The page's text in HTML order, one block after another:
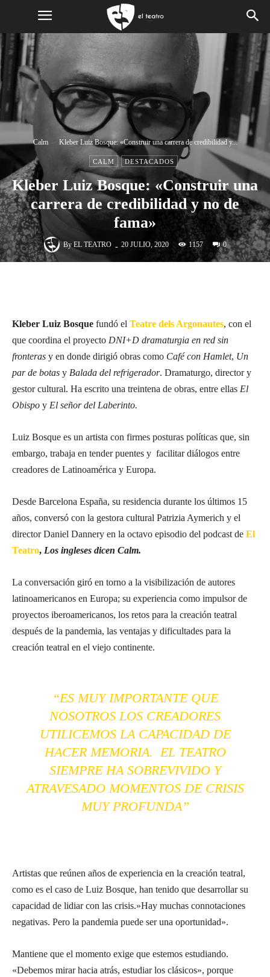
Calm Kleber Luiz Bosque: «Construir una carrera de credibilidad y...
CALM DESTACADOS
Kleber Luiz Bosque: «Construir una
carrera de credibilidad y no de
fama»
By EL TEATRO - 20 JULIO, 2020 1157 0
Kleber Luiz Bosque fundó el Teatre dels Argonautes, con el
que coordina el proyecto DNI+D dramaturgia en red sin
fronteras y en donde dirigió obras como Café con Hamlet, Un
par de botas y Balada del refrigerador. Dramaturgo, director y
gestor cultural. Ha escrito una treintena de obras, entre ellas El
Obispo y El señor del Laberinto.
Luiz Bosque es un artista con firmes posturas políticas que, sin
embargo, trabaja en tender puentes y facilitar diálogos entre
creadores de Latinoamérica y Europa.
Desde Barcelona España, su residencia durante los últimos 15
años, conversó con la gestora cultural Patrizia Aymerich y el
director Daniel Dannery en la octavo episodio del podcast de El
Teatro, Los ingleses dicen Calm.
La conversación giró en torno a la visibilización de autores
latinoamericanos en Europa; su experiencia como impulsor de
proyectos iberoamericanos, los retos para la creación teatral
después de la pandemia, las ventajas y dificultades para la
creación teatral en el viejo continente.
“ES MUY IMPORTANTE QUE
NOSOTROS LOS CREADORES
UTILICEMOS LA CAPACIDAD DE
HACER MEMORIA.EL TEATRO
SIEMPRE HA SOBREVIVIDO Y
ATRAVESADO MOMENTOS DE CRISIS
MUY PROFUNDA”
Artistas que reúnen años de experiencia en la creación teatral,
como es el caso de Luiz Bosque, han tenido que desarrollar su
capacidad de lidiar con las crisis.»Hay muchas connotaciones
negativas. Pero la pandemia puede ser una oportunidad».
Mantiene que el momento exige que estemos estudiando.
«Debemos mirar hacia atrás, estudiar los clásicos», porque